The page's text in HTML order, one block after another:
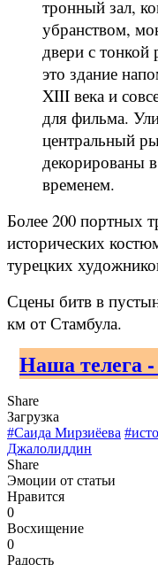
тронный зал,
убранством,
двери с
это здание
XIII века и
для фильма.
центральный
декорированы
временем.
Более 200 портных
исторических
турецких
Сцены битв в
км от Стамбула.
Наша телега
Share
Загрузка
#Саида Мирзиёева
Джалолиддин
Share
Эмоции от статьи
Нравится
0
Восхищение
0
Радость